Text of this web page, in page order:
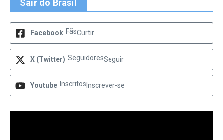
Sair do Brasil
Facebook FãsCurtir
X (Twitter) SeguidoresSeguir
Youtube Inscritos Inscrever-se